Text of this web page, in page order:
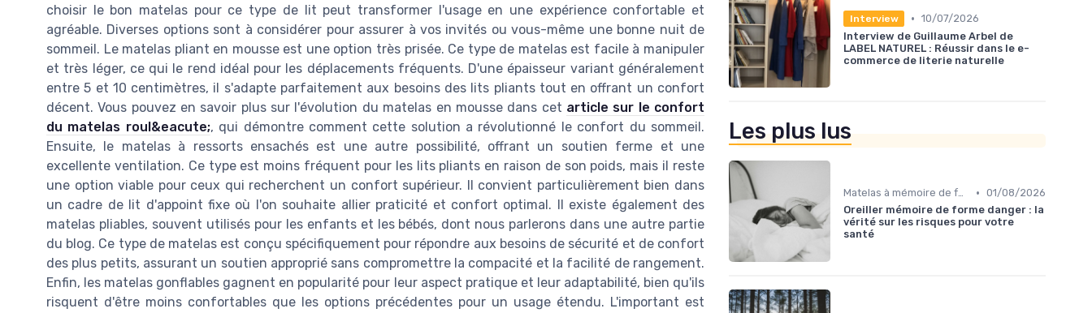
choisir le bon matelas pour ce type de lit peut transformer l'usage en une expérience confortable et
agréable. Diverses options sont à considérer pour assurer à vos invités ou vous-même une bonne nuit de
sommeil. Le matelas pliant en mousse est une option très prisée. Ce type de matelas est facile à manipuler
et très léger, ce qui le rend idéal pour les déplacements fréquents. D'une épaisseur variant généralement
entre 5 et 10 centimètres, il s'adapte parfaitement aux besoins des lits pliants tout en offrant un confort
décent. Vous pouvez en savoir plus sur l'évolution du matelas en mousse dans cet article sur le confort
du matelas roul&eacute;, qui démontre comment cette solution a révolutionné le confort du sommeil.
Ensuite, le matelas à ressorts ensachés est une autre possibilité, offrant un soutien ferme et une
excellente ventilation. Ce type est moins fréquent pour les lits pliants en raison de son poids, mais il reste
une option viable pour ceux qui recherchent un confort supérieur. Il convient particulièrement bien dans
un cadre de lit d'appoint fixe où l'on souhaite allier praticité et confort optimal. Il existe également des
matelas pliables, souvent utilisés pour les enfants et les bébés, dont nous parlerons dans une autre partie
du blog. Ce type de matelas est conçu spécifiquement pour répondre aux besoins de sécurité et de confort
des plus petits, assurant un soutien approprié sans compromettre la compacité et la facilité de rangement.
Enfin, les matelas gonflables gagnent en popularité pour leur aspect pratique et leur adaptabilité, bien qu'ils
risquent d'être moins confortables que les options précédentes pour un usage étendu. L'important est
Interview • 10/07/2026
Interview de Guillaume Arbel de
LABEL NATUREL : Réussir dans le e-
commerce de literie naturelle
Les plus lus
Matelas à mémoire de forme • 01/08/2026
Oreiller mémoire de forme danger : la
vérité sur les risques pour votre
santé